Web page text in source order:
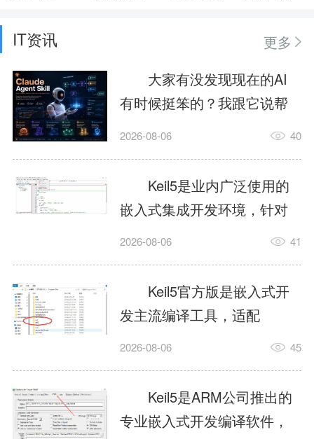
IT资讯
更多
大家有没发现现在的AI
有时候挺笨的？我跟它说帮
我订个明天早上的闹钟，它
这样？因为AI，就是个只会
耍嘴皮子的书呆子。它脑子
里有海量知识，但没有真正
激发出来实力。而
AgentSkill，就是给AI大脑装
上的一双机械手，它真的能
解决很多问题。1什么是
AgentSkillSkill指...
2026-08-06 40
Keil5是业内广泛使用的
嵌入式集成开发环境，针对
ARM、51内核单片机提供编
力，代码编译稳定，调试工
具成熟，大量开源项目基于
该平台开发。新项目需要单
独下载对应芯片支持包，新
手配置难度较高，正版商业
授权费用不菲，未授权版本
存在程序容量限制，适合硬
2026-08-06 41
Keil5官方版是嵌入式开
发主流编译工具，适配
STM32、51单片机等多款芯
在线调试、代码仿真，兼容
众多厂商芯片安装包。软件
需要手动添加器件库，初次
2026-08-06 45
Keil5是ARM公司推出的
专业嵌入式开发编译软件，